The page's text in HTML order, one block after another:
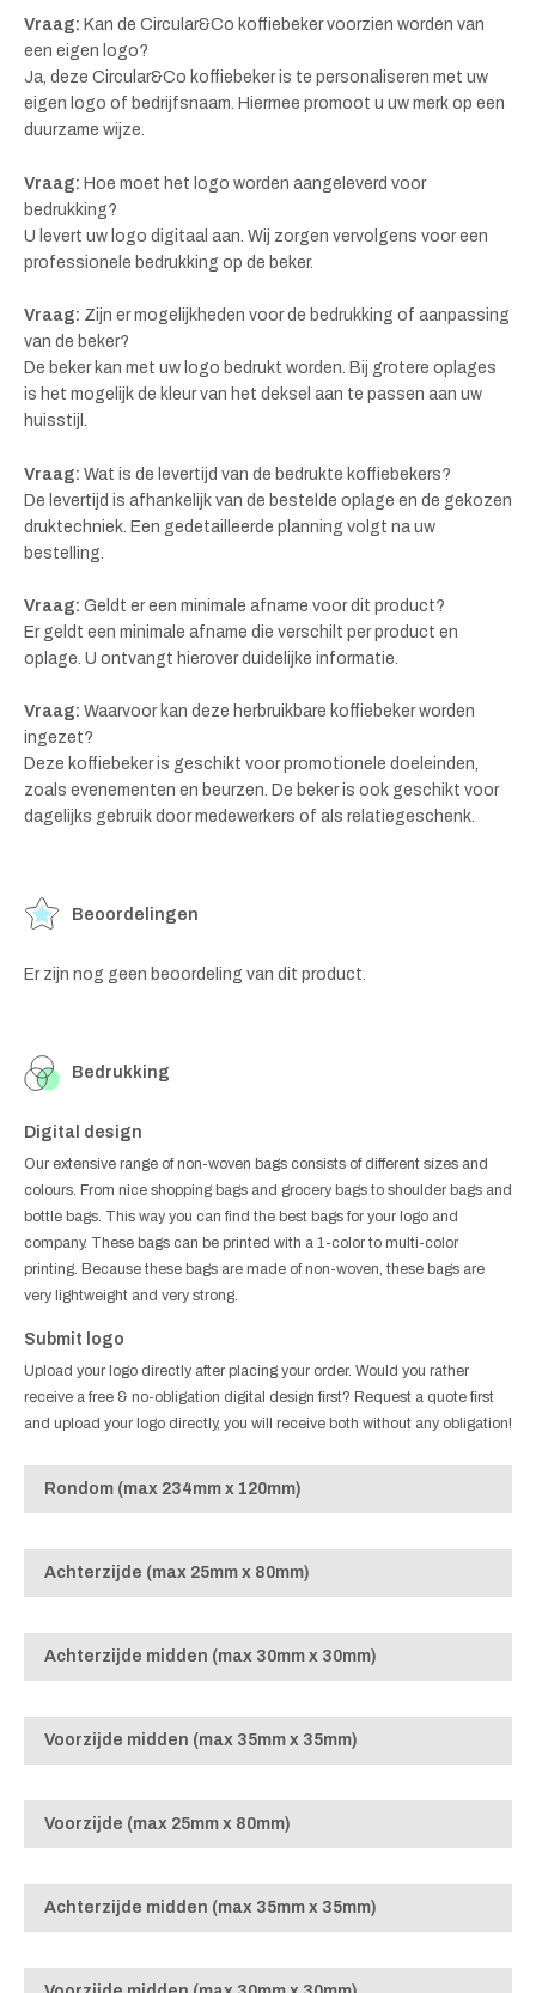
Vraag: Kan de Circular&Co koffiebeker voorzien worden van
een eigen logo?
Ja, deze Circular&Co koffiebeker is te personaliseren met uw
eigen logo of bedrijfsnaam. Hiermee promoot u uw merk op een
duurzame wijze.
Vraag: Hoe moet het logo worden aangeleverd voor
bedrukking?
U levert uw logo digitaal aan. Wij zorgen vervolgens voor een
professionele bedrukking op de beker.
Vraag: Zijn er mogelijkheden voor de bedrukking of aanpassing
van de beker?
De beker kan met uw logo bedrukt worden. Bij grotere oplages
is het mogelijk de kleur van het deksel aan te passen aan uw
huisstijl.
Vraag: Wat is de levertijd van de bedrukte koffiebekers?
De levertijd is afhankelijk van de bestelde oplage en de gekozen
druktechniek. Een gedetailleerde planning volgt na uw
bestelling.
Vraag: Geldt er een minimale afname voor dit product?
Er geldt een minimale afname die verschilt per product en
oplage. U ontvangt hierover duidelijke informatie.
Vraag: Waarvoor kan deze herbruikbare koffiebeker worden
ingezet?
Deze koffiebeker is geschikt voor promotionele doeleinden,
zoals evenementen en beurzen. De beker is ook geschikt voor
dagelijks gebruik door medewerkers of als relatiegeschenk.
Beoordelingen
Er zijn nog geen beoordeling van dit product.
Bedrukking
Digital design
Our extensive range of non-woven bags consists of different sizes and
colours. From nice shopping bags and grocery bags to shoulder bags and
bottle bags. This way you can find the best bags for your logo and
company. These bags can be printed with a 1-color to multi-color
printing. Because these bags are made of non-woven, these bags are
very lightweight and very strong.
Submit logo
Upload your logo directly after placing your order. Would you rather
receive a free & no-obligation digital design first? Request a quote first
and upload your logo directly, you will receive both without any obligation!
Rondom (max 234mm x 120mm)
Achterzijde (max 25mm x 80mm)
Achterzijde midden (max 30mm x 30mm)
Voorzijde midden (max 35mm x 35mm)
Voorzijde (max 25mm x 80mm)
Achterzijde midden (max 35mm x 35mm)